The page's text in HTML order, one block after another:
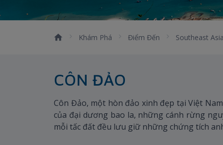
Khám Phá Điểm Đến Southeast Asia
CÔN ĐẢO
Côn Đảo, một hòn đảo xinh đẹp tại Việt
của đại dương bao la, những cánh rừng
mỗi tấc đất đều lưu giữ những chứng tích